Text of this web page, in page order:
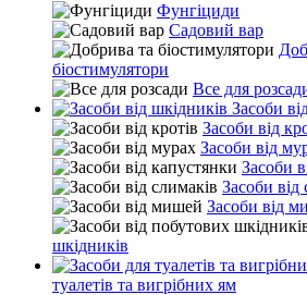
Фунгіциди
Садовий вар
біостимулятори
Все для
Засоби
Засоби від
Засоби від
Засоби
Засоби від
Засоби від
шкідників
туалетів та вигрібних ям